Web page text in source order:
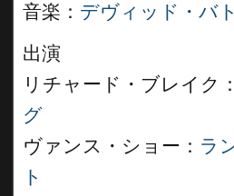
音楽： デヴィッド・バ
出演
リチャード・ブレイク：
グ
ヴァンス・ショー： ラ
ト